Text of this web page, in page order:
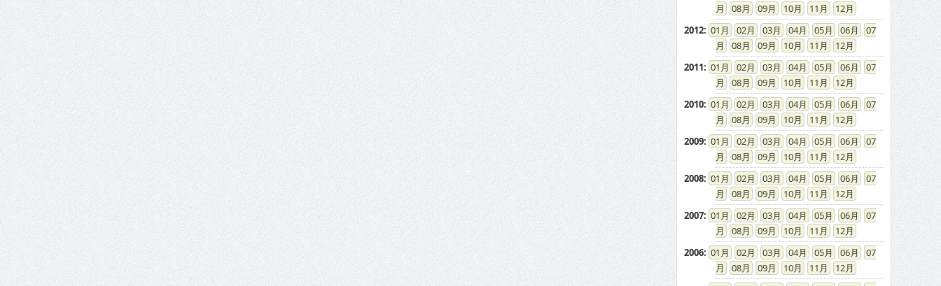
08
09 10 11
12
2012: 01 02 03 04 05 06
07
08
09 10 11
12
2011: 01 02 03 04 05 06
07
08
09 10 11
12
2010: 01 02 03 04 05 06
07
08
09 10 11
12
2009: 01 02 03 04 05 06
07
08
09 10 11
12
2008: 01 02 03 04 05 06
07
08
09 10 11
12
2007: 01 02 03 04 05 06
07
08
09 10 11
12
2006: 01 02 03 04 05 06
07
08
09 10 11
12